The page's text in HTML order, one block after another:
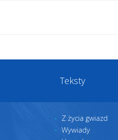
Teksty
Z życia gwiazd
Wywiady